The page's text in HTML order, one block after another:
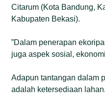
Citarum (Kota Bandung,
Kabupaten Bekasi).
”Dalam penerapan
juga aspek sosial,
Adapun tantangan dalam
adalah ketersediaan